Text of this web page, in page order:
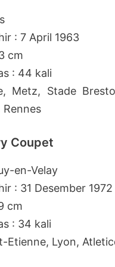
: 7 April 1963
cm
: 44 kali
Metz, Stade
Rennes
Coupet
en-Velay
: 31 Desember 1972
cm
: 34 kali
Etienne, Lyon,